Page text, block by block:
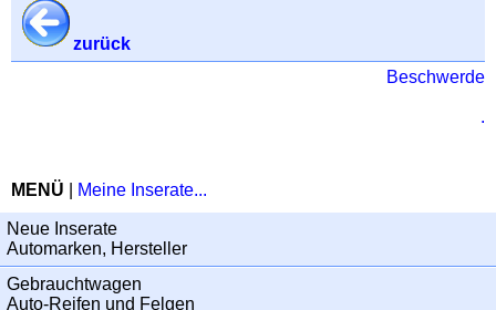
zurück
Beschwerde
.
MENÜ Meine Inserate...
Neue Inserate
Automarken, Hersteller
Gebrauchtwagen
Auto-Reifen und Felgen